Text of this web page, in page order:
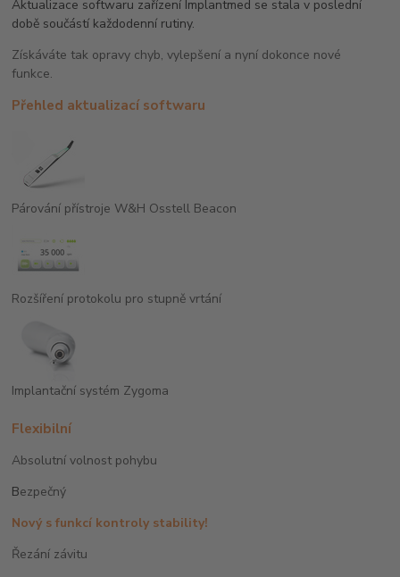
Aktualizace softwaru zařízení Implantmed se stala v poslední
době součástí každodenní rutiny.
Získáváte tak opravy chyb, vylepšení a nyní dokonce nové
funkce.
Přehled aktualizací softwaru
Párování přístroje W&H Osstell Beacon
Rozšíření protokolu pro stupně vrtání
Implantační systém Zygoma
Flexibilní
Absolutní volnost pohybu
Bezpečný
Nový s funkcí kontroly stability!
Řezání závitu